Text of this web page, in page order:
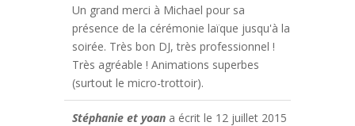
livre
d’or
Un grand merci à Michael pour sa
présence de la cérémonie laïque jusqu'à la
soirée. Très bon DJ, très professionnel !
Très agréable ! Animations superbes
(surtout le micro-trottoir).
Stéphanie et yoan a écrit le 12 juillet 2015